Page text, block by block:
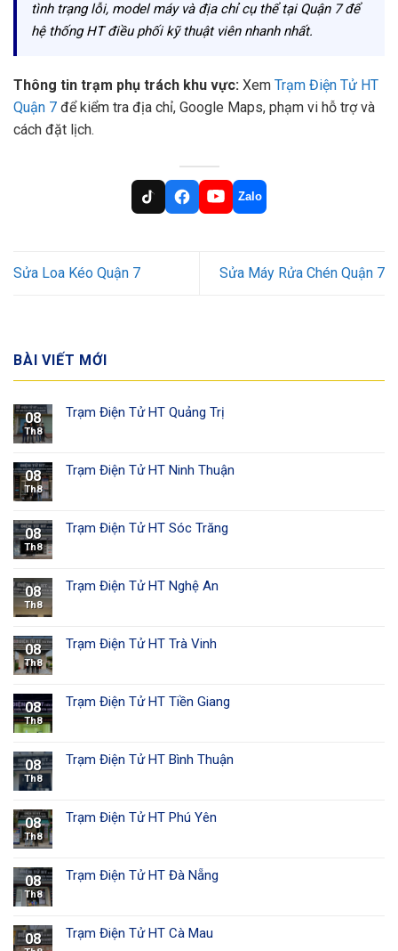
tình trạng lỗi, model máy và địa chỉ cụ thể tại Quận 7 để
hệ thống HT điều phối kỹ thuật viên nhanh nhất.
Thông tin trạm phụ trách khu vực: Xem Trạm Điện Tử HT
Quận 7 để kiểm tra địa chỉ, Google Maps, phạm vi hỗ trợ và
cách đặt lịch.
Zalo
Sửa Loa Kéo Quận 7 Sửa Máy Rửa Chén Quận 7
BÀI VIẾT MỚI
08
Th8
Trạm Điện Tử HT Quảng Trị
08
Th8
Trạm Điện Tử HT Ninh Thuận
08
Th8
Trạm Điện Tử HT Sóc Trăng
08
Th8
Trạm Điện Tử HT Nghệ An
08
Th8
Trạm Điện Tử HT Trà Vinh
08
Th8
Trạm Điện Tử HT Tiền Giang
08
Th8
Trạm Điện Tử HT Bình Thuận
08
Th8
Trạm Điện Tử HT Phú Yên
08
Th8
Trạm Điện Tử HT Đà Nẵng
08 Trạm Điện Tử HT Cà Mau